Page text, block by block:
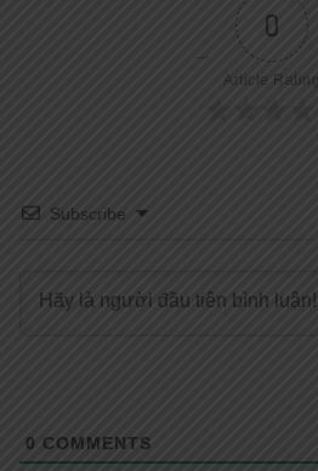
0
Article Rating
Subscribe
0 COMMENTS